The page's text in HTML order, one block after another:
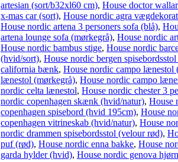
artesian (sort/b32xl60 cm), House doctor
x-mas car (sort), House nordic agra
House nordic artena 3 personers sofa (blå),
artena lounge sofa (mørkegrå), House nordic
House nordic bambus stige, House nordic
(hvid/sort), House nordic bergen
california bænk, House nordic campo lænestol
lænestol (mørkegrå), House nordic campo
nordic celta lænestol, House nordic chester 3
nordic copenhagen skænk (hvid/natur), House
copenhagen spisebord (hvid 195cm), House
copenhagen vitrineskab (hvid/natur), House
nordic drammen spisebordsstol (velour rød),
puf (rød), House nordic enna bakke, House
garda hylder (hvid), House nordic genova